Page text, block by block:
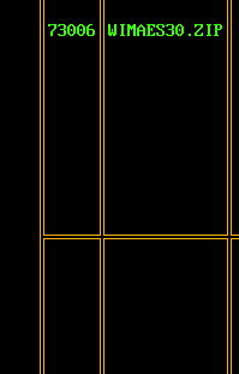
73006 WIMAES30.ZIP